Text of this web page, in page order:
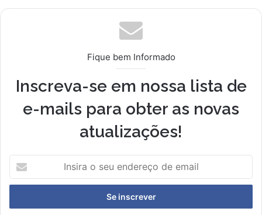
Fique bem Informado
Inscreva-se em nossa lista de
e-mails para obter as novas
atualizações!
s
r